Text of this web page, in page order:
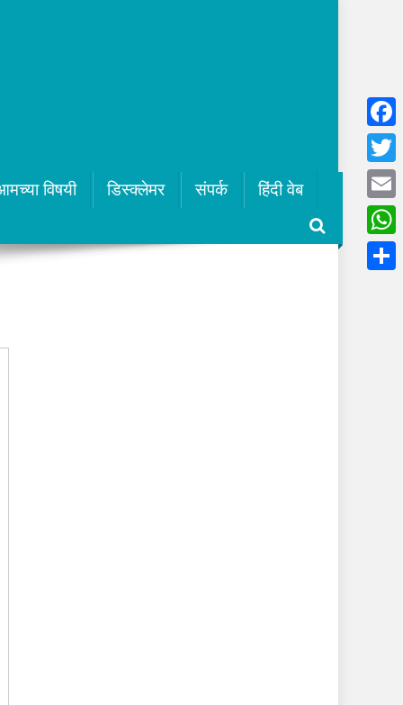
विषयी डिस्क्लेमर संपर्क हिंदी वेब
Email